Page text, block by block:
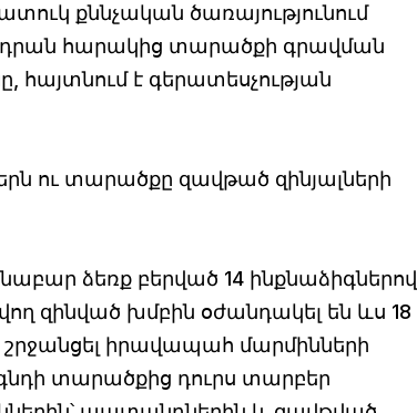
քննչական ծառայությունում
և դրան հարակից տարածքի գրավման
հայտնում է գերատեսչության
ու տարածքը զավթած զինյալների
ձեռք բերված 14 ինքնաձիգներով
զինված խմբին օժանդակել են ևս 18
իրավապահ մարմինների
տարածքից դուրս տարբեր